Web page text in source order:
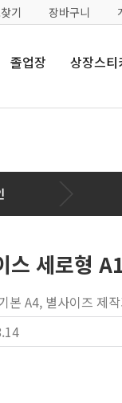
기 장바구니
졸업장 상장스티
스 세로형
본 A4, 별사이즈 제